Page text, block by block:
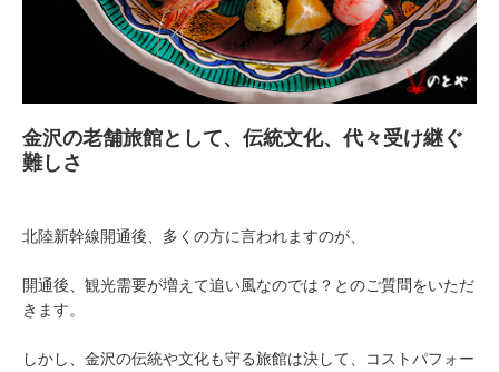
金沢の老舗旅館として、伝統文化、代々受け継ぐ
難しさ
北陸新幹線開通後、多くの方に言われますのが、
開通後、観光需要が増えて追い風なのでは？とのご質問をいただ
きます。
しかし、金沢の伝統や文化も守る旅館は決して、コストパフォー